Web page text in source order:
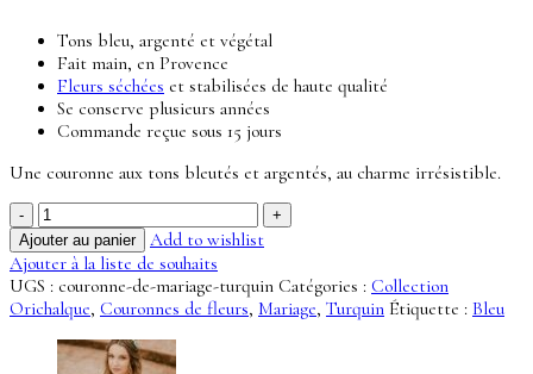
Tons bleu, argenté et végétal
Fait main, en Provence
Fleurs séchées et stabilisées de haute qualité
Se conserve plusieurs années
Commande reçue sous 15 jours
Une couronne aux tons bleutés et argentés, au charme irrésistible.
quantité
de
Couronne
Turquin
-
Collection
Orichalque
Ajouter au panier
Add to wishlist
Ajouter à la liste de souhaits
UGS : couronne-de-mariage-turquin Catégories : Collection
Orichalque, Couronnes de fleurs, Mariage, Turquin Étiquette : Bleu